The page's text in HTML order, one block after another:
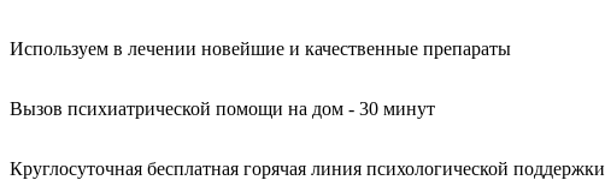
Используем в лечении новейшие и качественные препараты
Вызов психиатрической помощи на дом - 30 минут
Круглосуточная бесплатная горячая линия психологической поддержки